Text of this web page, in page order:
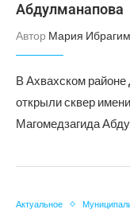
Абдулманапова
Автор Мария
В Ахвахском районе
открыли сквер
Магомедзагида
Актуальное